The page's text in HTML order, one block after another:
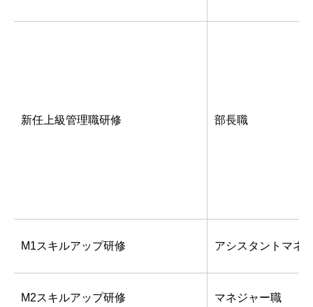
新任上級管理職研修 部長職
M1スキルアップ研修 アシスタントマネ
M2スキルアップ研修 マネジャー職